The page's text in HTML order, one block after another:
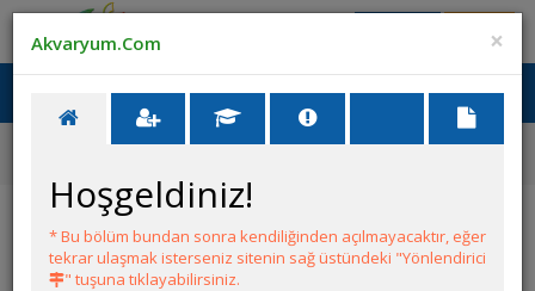
Ana Menü
Ana Sayfa
Tatlı Su Canlıları
Orta Amerika Cichlidleri
Herichthys cyanoguttatus (Texas)
×
Akvaryum.Com
Hoşgeldiniz!
* Bu bölüm bundan sonra kendiliğinden açılmayacaktır, eğer
tekrar ulaşmak isterseniz sitenin sağ üstündeki "Yönlendirici
" tuşuna tıklayabilirsiniz.